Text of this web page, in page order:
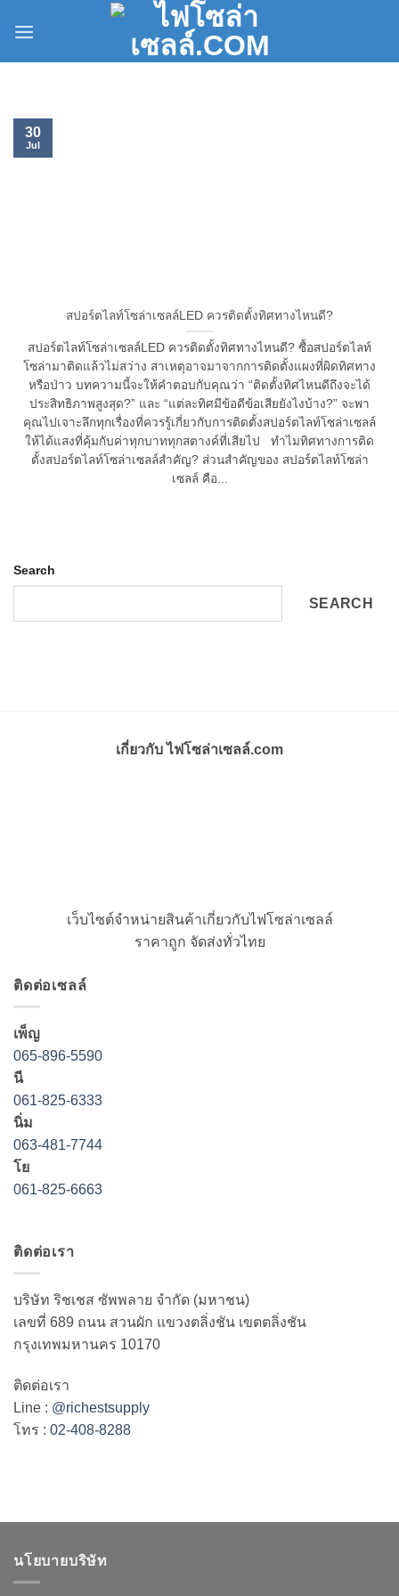
สปอร์ตไลท์โซล่าเซลล์LED ควรติดตั้งทิศทางไหนดี?
สปอร์ตไลท์โซล่าเซลล์LED ควรติดตั้งทิศทางไหนดี? ซื้อสปอร์ตไลท์
โซล่ามาติดแล้วไม่สว่าง สาเหตุอาจมาจากการติดตั้งแผงที่ผิดทิศทาง
หรือป่าว บทความนี้จะให้คำตอบกับคุณว่า “ติดตั้งทิศไหนดีถึงจะได้
ประสิทธิภาพสูงสุด?” และ “แต่ละทิศมีข้อดีข้อเสียยังไงบ้าง?” จะพา
คุณไปเจาะลึกทุกเรื่องที่ควรรู้เกี่ยวกับการติดตั้งสปอร์ตไลท์โซล่าเซลล์
ให้ได้แสงที่คุ้มกับค่าทุกบาททุกสตางค์ที่เสียไป ทำไมทิศทางการติด
ตั้งสปอร์ตไลท์โซล่าเซลล์สำคัญ? ส่วนสำคัญของ สปอร์ตไลท์โซล่า
เซลล์ คือ...
30
Jul
Search
SEARCH
เกี่ยวกับ ไฟโซล่าเซลล์.com
เว็บไซต์จำหน่ายสินค้าเกี่ยวกับไฟโซล่าเซลล์
ราคาถูก จัดส่งทั่วไทย
ติดต่อเซลล์
เพ็ญ
065-896-5590
นี
061-825-6333
นิ่ม
063-481-7744
โย
061-825-6663
ติดต่อเรา
บริษัท ริชเชส ซัพพลาย จำกัด (มหาชน)
เลขที่ 689 ถนน สวนผัก แขวงตลิ่งชัน เขตตลิ่งชัน
กรุงเทพมหานคร 10170
ติดต่อเรา
Line : @richestsupply
โทร : 02-408-8288
นโยบายบริษัท